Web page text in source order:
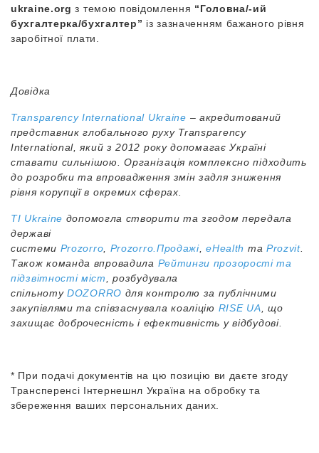
ukraine.org з темою повідомлення “Головна/-ий
бухгалтерка/бухгалтер” із зазначенням бажаного рівня
заробітної плати.
Довідка
Transparency International Ukraine – акредитований
представник глобального руху Transparency
International, який з 2012 року допомагає Україні
ставати сильнішою. Організація комплексно підходить
до розробки та впровадження змін задля зниження
рівня корупції в окремих сферах.
ТІ Ukraine допомогла створити та згодом передала
державі
системи Prozorro Prozorro.Продажі,eHealth та Prozvit.
Також команда впровадила Рейтинги прозорості та
підзвітності міст
, розбудувала
спільноту DOZORRO для контролю за публічними
закупівлями та співзаснувала коаліцію RISE UA , що
захищає доброчесність і ефективність у відбудові.
* При подачі документів на цю позицію ви даєте згоду
Трансперенсі Інтернешнл Україна на обробку та
збереження ваших персональних даних.